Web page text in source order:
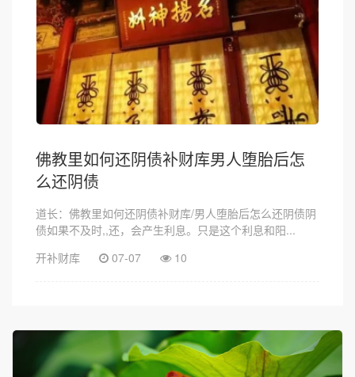
佛教里如何还阴债补财库男人堕胎后怎
么还阴债
道长：佛教里如何还阴债补财库/男人堕胎后怎么还阴债阴
债如果不及时,,还，会产生利息。只是这个利息和阳...
开补财库
07-07 10